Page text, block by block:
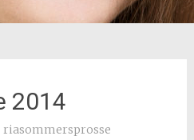
2014
riasommersprosse